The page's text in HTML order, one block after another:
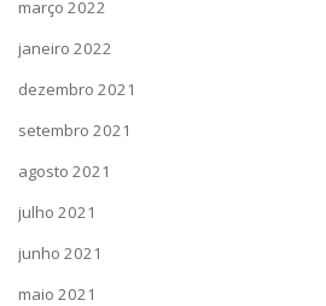
março 2022
janeiro 2022
dezembro 2021
setembro 2021
agosto 2021
julho 2021
junho 2021
maio 2021